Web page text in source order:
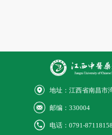
地址：江西省南昌市
邮编：330004
电话：0791-87118158